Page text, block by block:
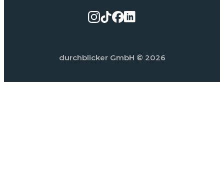
durchblicker GmbH © 2026